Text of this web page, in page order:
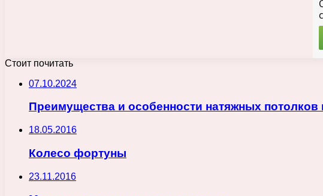
Стоит почитать
07.10.2024
Преимущества и особенности натяжных
18.05.2016
Колесо фортуны
23.11.2016